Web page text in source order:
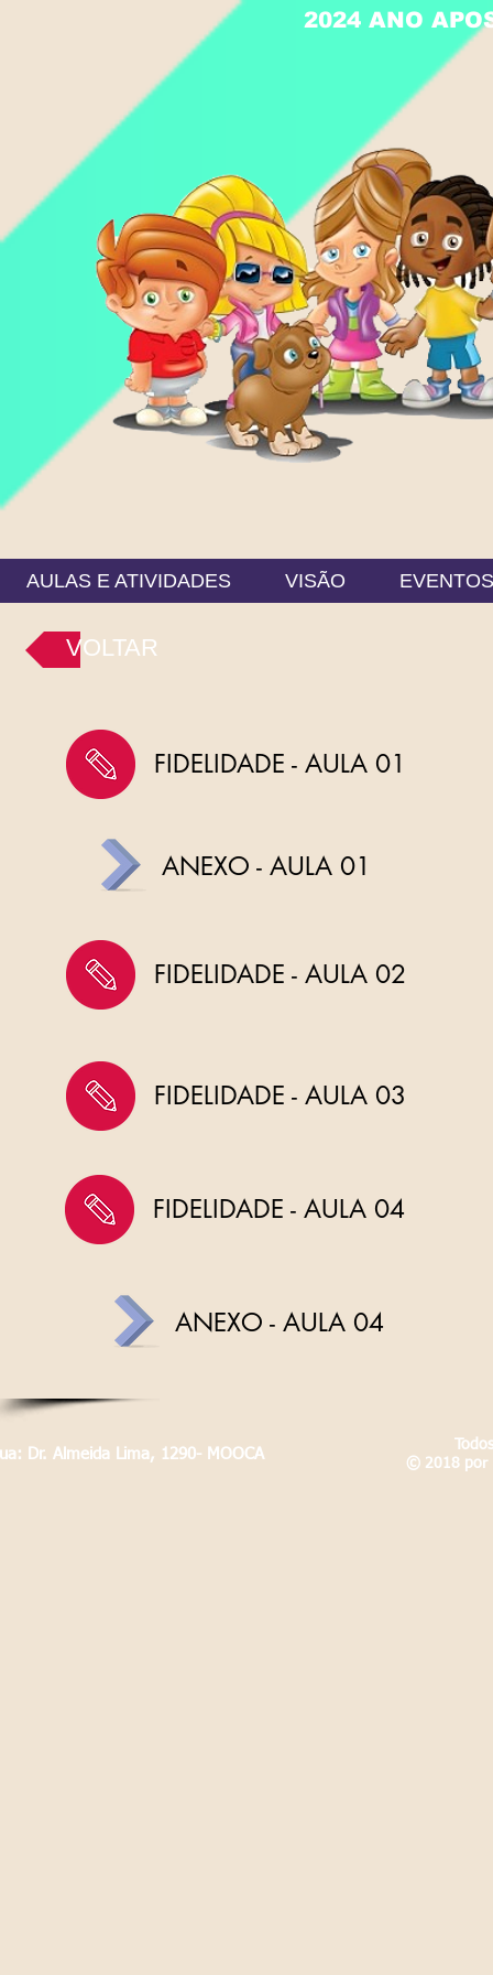
2024 ANO
AULAS E ATIVIDADES VISÃO EVENTOS
VOLTAR
ANEXO - AULA 01
FIDELIDADE - AULA 02
FIDELIDADE - AULA 03
FIDELIDADE - AULA 04
ANEXO - AULA 04
FIDELIDADE - AULA 01
Dr. Almeida Lima, 1290- MOOCA
© 2018 por